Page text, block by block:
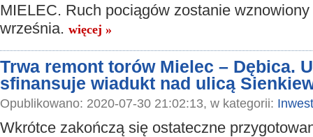
MIELEC. Ruch pociągów zostanie
września. więcej »
Trwa remont torów Mielec – Dębica.
sfinansuje wiadukt nad ulicą
Opublikowano: 2020-07-30 21:02:13, w kategorii:
Wkrótce zakończą się ostateczne